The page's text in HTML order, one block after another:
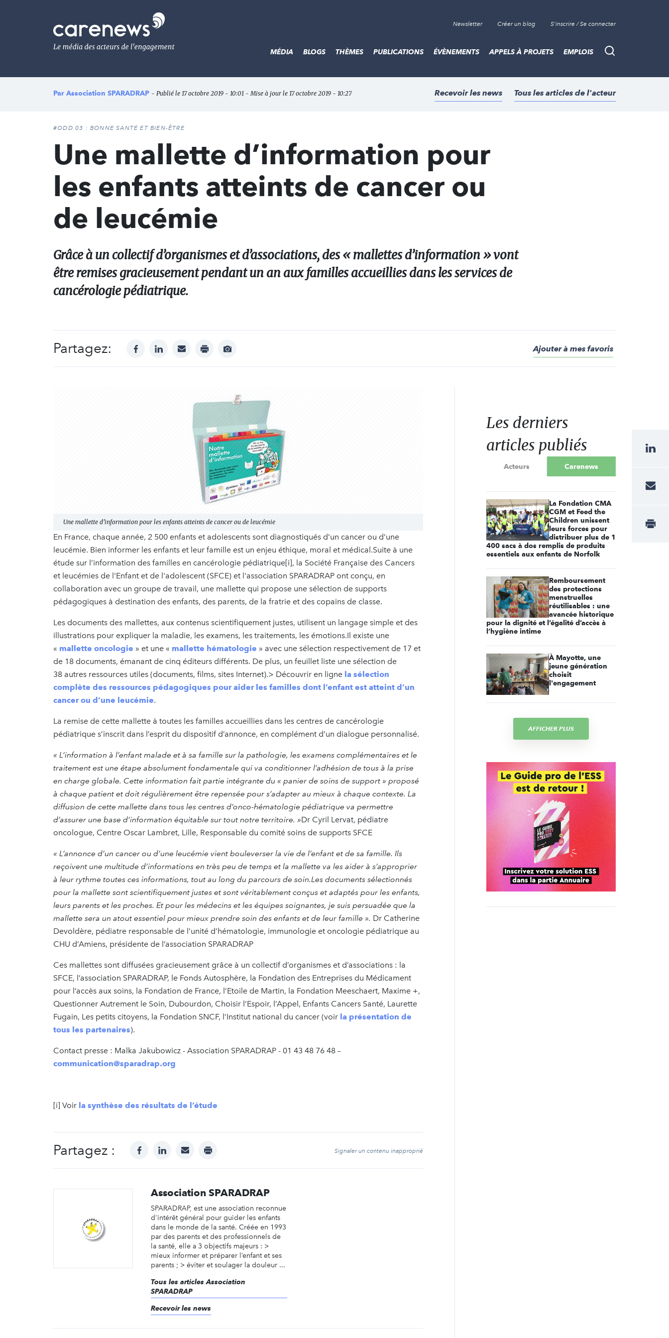
Le
média
de
l'engagement
Newsletter Créer un blog S'inscrire / Se connecter
Recherche
MÉDIA BLOGS THÈMES PUBLICATIONS ÉVÈNEMENTS APPELS À PROJETS EMPLOIS
Par Association SPARADRAP - Publié le 17 octobre 2019 - 10:01 - Mise à jour le 17 octobre 2019 - 10:27 Recevoir les news Tous les articles de l'acteur
#ODD 03 : BONNE SANTÉ ET BIEN-ÊTRE
Une mallette d’information pour
les enfants atteints de cancer ou
de leucémie
Grâce à un collectif d’organismes et d’associations, des « mallettes d’information » vont
être remises gracieusement pendant un an aux familles accueillies dans les services de
cancérologie pédiatrique.
Partagez: facebooklinkedinmail print
Afficher
Ajouter à mes favoris
Une mallette d’information pour les enfants atteints de cancer ou de leucémie
En France, chaque année, 2 500 enfants et adolescents sont diagnostiqués d’un cancer ou d’une
leucémie. Bien informer les enfants et leur famille est un enjeu éthique, moral et médical.Suite à une
étude sur l’information des familles en cancérologie pédiatrique[i], la Société Française des Cancers
et leucémies de l'Enfant et de l'adolescent (SFCE) et l'association SPARADRAP ont conçu, en
collaboration avec un groupe de travail, une mallette qui propose une sélection de supports
pédagogiques à destination des enfants, des parents, de la fratrie et des copains de classe.
Les documents des mallettes, aux contenus scientifiquement justes, utilisent un langage simple et des
illustrations pour expliquer la maladie, les examens, les traitements, les émotions.Il existe une
« mallette oncologie » et une « mallette hématologie » avec une sélection respectivement de 17 et
de 18 documents, émanant de cinq éditeurs différents. De plus, un feuillet liste une sélection de
38 autres ressources utiles (documents, films, sites Internet).> Découvrir en ligne la sélection
complète des ressources pédagogiques pour aider les familles dont l’enfant est atteint d’un
cancer ou d’une leucémie.
La remise de cette mallette à toutes les familles accueillies dans les centres de cancérologie
pédiatrique s’inscrit dans l’esprit du dispositif d’annonce, en complément d’un dialogue personnalisé.
« L’information à l’enfant malade et à sa famille sur la pathologie, les examens complémentaires et le
traitement est une étape absolument fondamentale qui va conditionner l’adhésion de tous à la prise
en charge globale. Cette information fait partie intégrante du « panier de soins de support » proposé
à chaque patient et doit régulièrement être repensée pour s’adapter au mieux à chaque contexte. La
diffusion de cette mallette dans tous les centres d’onco-hématologie pédiatrique va permettre
d’assurer une base d’information équitable sur tout notre territoire. »Dr Cyril Lervat, pédiatre
oncologue, Centre Oscar Lambret, Lille, Responsable du comité soins de supports SFCE
« L’annonce d’un cancer ou d’une leucémie vient bouleverser la vie de l’enfant et de sa famille. Ils
reçoivent une multitude d’informations en très peu de temps et la mallette va les aider à s’approprier
à leur rythme toutes ces informations, tout au long du parcours de soin.Les documents sélectionnés
pour la mallette sont scientifiquement justes et sont véritablement conçus et adaptés pour les enfants,
leurs parents et les proches. Et pour les médecins et les équipes soignantes, je suis persuadée que la
mallette sera un atout essentiel pour mieux prendre soin des enfants et de leur famille ». Dr Catherine
Devoldère, pédiatre responsable de l’unité d’hématologie, immunologie et oncologie pédiatrique au
CHU d’Amiens, présidente de l’association SPARADRAP
Ces mallettes sont diffusées gracieusement grâce à un collectif d’organismes et d’associations : la
SFCE, l’association SPARADRAP, le Fonds Autosphère, la Fondation des Entreprises du Médicament
pour l’accès aux soins, la Fondation de France, l’Etoile de Martin, la Fondation Meeschaert, Maxime +,
Questionner Autrement le Soin, Dubourdon, Choisir l’Espoir, l’Appel, Enfants Cancers Santé, Laurette
Fugain, Les petits citoyens, la Fondation SNCF, l’Institut national du cancer (voir la présentation de
tous les partenaires).
Contact presse : Malka Jakubowicz - Association SPARADRAP - 01 43 48 76 48 –
communication@sparadrap.org
[i] Voir la synthèse des résultats de l’étude
Partagez : facebooklinkedinmail print Signaler un contenu inapproprié
Association SPARADRAP
SPARADRAP, est une association reconnue
d'intérêt général pour guider les enfants
dans le monde de la santé. Créée en 1993
par des parents et des professionnels de
la santé, elle a 3 objectifs majeurs : >
mieux informer et préparer l’enfant et ses
parents ; > éviter et soulager la douleur ...
Tous les articles Association
SPARADRAP
Recevoir les news
Les derniers
articles publiés
Acteurs Carenews
La Fondation CMA
CGM et Feed the
Children unissent
leurs forces pour
distribuer plus de 1
400 sacs à dos remplis de produits
essentiels aux enfants de Norfolk
Remboursement
des protections
menstruelles
réutilisables : une
avancée historique
pour la dignité et l’égalité d’accès à
l’hygiène intime
À Mayotte, une
jeune génération
choisit
l'engagement
AFFICHER PLUS